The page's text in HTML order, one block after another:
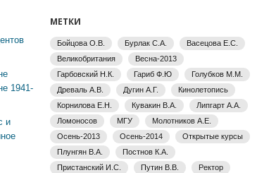
1941-
и
МЕТКИ
Бойцова О.В. Бурлак С.А.
Васецова Е.С.
Великобритания
Весна-2013
Гарбовский Н.К.
Гариб Ф.Ю
Голубков М.М.
Древаль А.В.
Дугин А.Г.
Кинолетопись
Корнилова Е.Н.
Кувакин В.А.
Липгарт А.А.
Ломоносов
МГУ
Молотников А.Е.
Осень-2013
Осень-2014
Открытые курсы
Плунгян В.А.
Постнов К.А.
Пристанский И.С.
Путин В.В. Ректор